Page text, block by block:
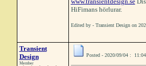
HiFimans hörlurar.
Edited by - Transient Design on
Transient
Design
Member
Posted - 2020/09/04 :